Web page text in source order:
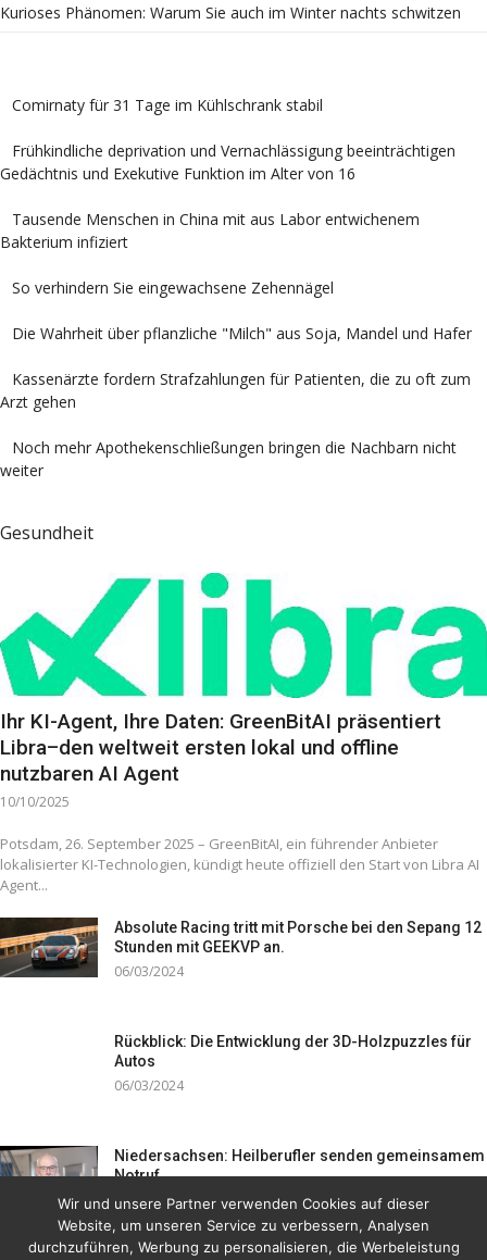
Kurioses Phänomen: Warum Sie auch im Winter nachts schwitzen
Comirnaty für 31 Tage im Kühlschrank stabil
Frühkindliche deprivation und Vernachlässigung beeinträchtigen
Gedächtnis und Exekutive Funktion im Alter von 16
Tausende Menschen in China mit aus Labor entwichenem
Bakterium infiziert
So verhindern Sie eingewachsene Zehennägel
Die Wahrheit über pflanzliche "Milch" aus Soja, Mandel und Hafer
Kassenärzte fordern Strafzahlungen für Patienten, die zu oft zum
Arzt gehen
Noch mehr Apothekenschließungen bringen die Nachbarn nicht
weiter
Gesundheit
Ihr KI-Agent, Ihre Daten: GreenBitAI präsentiert
Libra–den weltweit ersten lokal und offline
nutzbaren AI Agent
10/10/2025
Potsdam, 26. September 2025 – GreenBitAI, ein führender Anbieter
lokalisierter KI-Technologien, kündigt heute offiziell den Start von Libra AI
Agent...
Absolute Racing tritt mit Porsche bei den Sepang 12
Stunden mit GEEKVP an.
06/03/2024
Rückblick: Die Entwicklung der 3D-Holzpuzzles für
Autos
06/03/2024
Niedersachsen: Heilberufler senden gemeinsamem
Notruf
19/12/2023
Wir und unsere Partner verwenden Cookies auf dieser
Website, um unseren Service zu verbessern, Analysen
durchzuführen, Werbung zu personalisieren, die Werbeleistung